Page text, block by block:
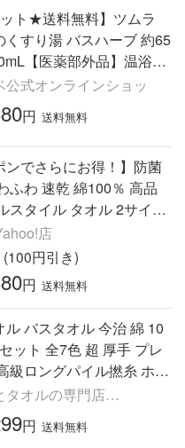
ット★送料無料】ツムラ
くすり湯 バスハーブ 約65
【医薬部外品】温浴効
進 冷え性 改善 入浴剤 ツ
り湯
公式オンラインショッ
円 送料無料
ンでさらにお得！】防菌
速乾 綿100％ 高品
ル タオル 2サイズ
らか ホ
ク
店
円引き)
円 送料無料
ル バスタオル 今治 綿 10
ット 全7色 超 厚手 プレ
級ロングパイル撚糸 ホテ
わふわ 高吸水 日本製 い
オル おしゃれ
タオルの専門店
円 送料無料